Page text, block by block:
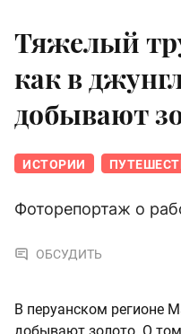
Тяжелый
как в
добывают
ИСТОРИИ
Фоторепортаж о
ОБСУДИТЬ
В перуанском регионе